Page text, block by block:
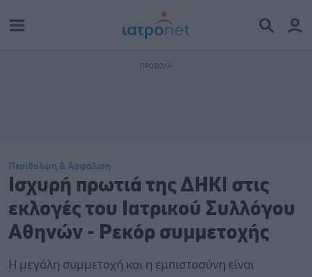
Περίθαλψη & Ασφάλιση
Ισχυρή πρωτιά της ΔΗΚΙ στις
εκλογές του Ιατρικού Συλλόγου
Αθηνών - Ρεκόρ συμμετοχής
Η μεγάλη συμμετοχή και η εμπιστοσύνη είναι